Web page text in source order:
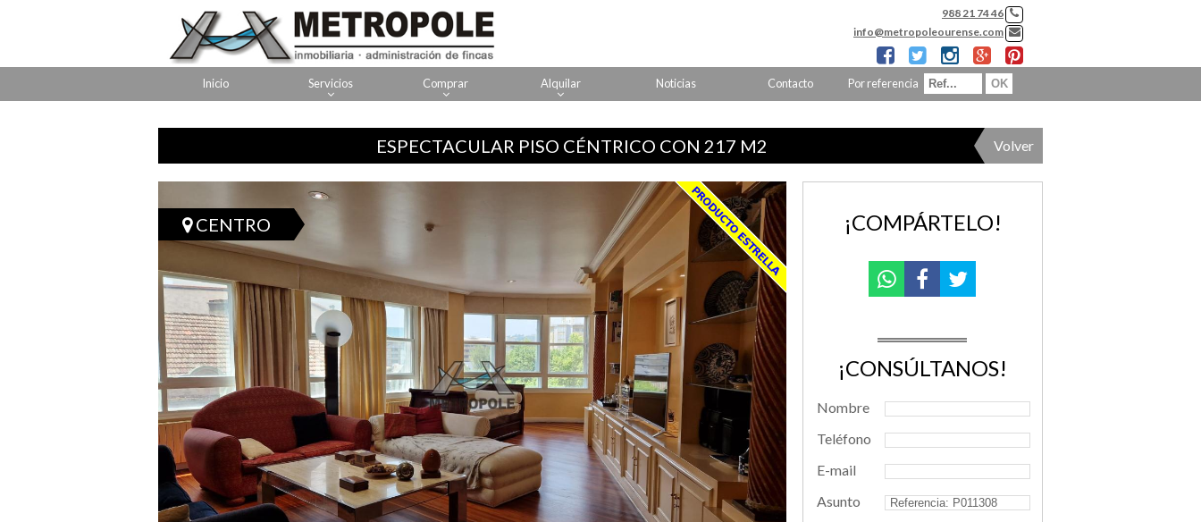
988 21 74 46
info@metropoleourense.com
Inicio Servicios Comprar Alquilar Noticias Contacto Por referencia
ESPECTACULAR PISO CÉNTRICO CON 217 M2 Volver
CENTRO ¡COMPÁRTELO!
¡CONSÚLTANOS!
Nombre
Teléfono
E-mail
Asunto